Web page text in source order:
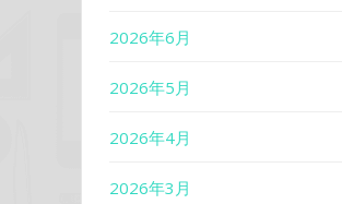
2026年6月
2026年5月
2026年4月
2026年3月